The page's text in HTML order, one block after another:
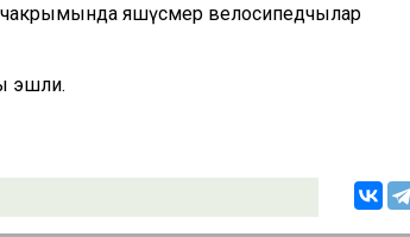
яшүсмер велосипедчылар
эшли.